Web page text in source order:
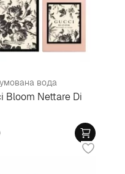
вода
Bloom Nettare Di